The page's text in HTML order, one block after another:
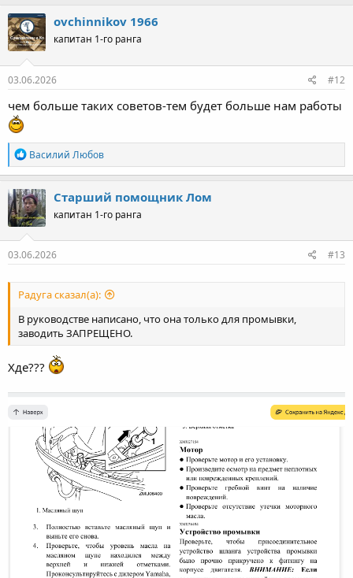
ovchinnikov 1966
капитан 1-го ранга
03.06.2026 #12
чем больше таких советов-тем будет больше нам работы
Р
е
а
к
ц
и
и
:
Василий Любов
Старший помощник Лом
капитан 1-го ранга
03.06.2026 #13
Радуга сказал(а):
В руководстве написано, что она только для промывки,
заводить ЗАПРЕЩЕНО.
Хде???